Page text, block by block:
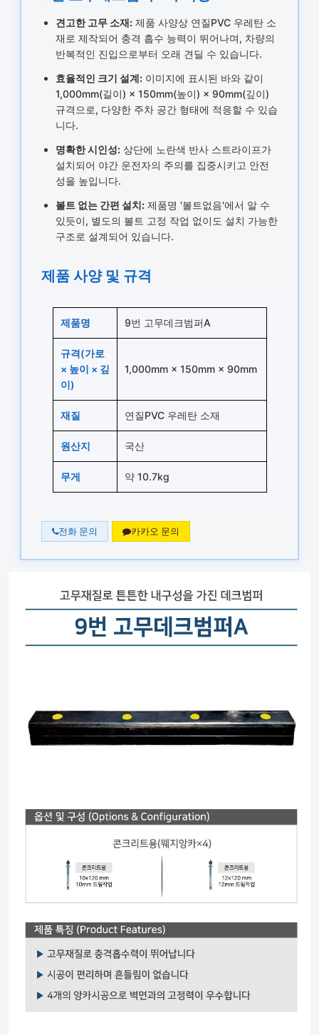
견고한 고무 소재:제품 사양상 연질PVC 우레탄 소
재로 제작되어 충격 흡수 능력이 뛰어나며, 차량의
반복적인 진입으로부터 오래 견딜 수 있습니다.
효율적인 크기 설계:이미지에 표시된 바와 같이
1,000mm(길이) × 150mm(높이) × 90mm(깊이)
규격으로, 다양한 주차 공간 형태에 적응할 수 있습
니다.
명확한 시인성:상단에 노란색 반사 스트라이프가
설치되어 야간 운전자의 주의를 집중시키고 안전
성을 높입니다.
볼트 없는 간편 설치:제품명 '볼트없음'에서 알 수
있듯이, 별도의 볼트 고정 작업 없이도 설치 가능한
구조로 설계되어 있습니다.
제품 사양 및 규격
제품명 9번 고무데크범퍼A
규격(가로
× 높이 × 깊
이)
1,000mm × 150mm × 90mm
재질 연질PVC 우레탄 소재
원산지 국산
무게 약 10.7kg
전화 문의 카카오 문의